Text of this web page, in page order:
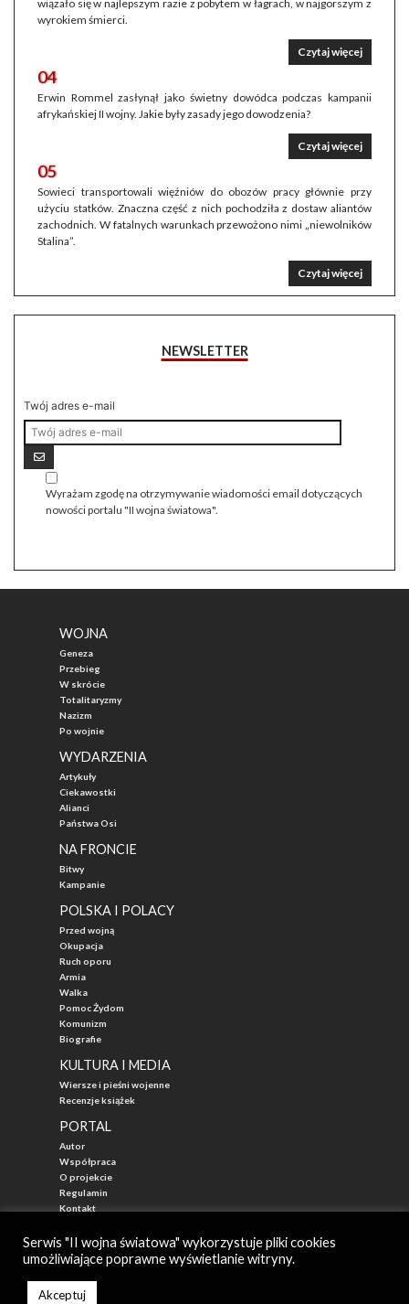
wiązało się w najlepszym razie z pobytem w łagrach, w najgorszym z
wyrokiem śmierci.
Czytaj więcej
04
Erwin Rommel zasłynął jako świetny dowódca podczas kampanii
afrykańskiej II wojny. Jakie były zasady jego dowodzenia?
Czytaj więcej
05
Sowieci transportowali więźniów do obozów pracy głównie przy
użyciu statków. Znaczna część z nich pochodziła z dostaw aliantów
zachodnich. W fatalnych warunkach przewożono nimi „niewolników
Stalina”.
Czytaj więcej
NEWSLETTER
Twój adres e-mail
Wyrażam zgodę na otrzymywanie wiadomości email dotyczących
nowości portalu "II wojna światowa".
WOJNA
Geneza
Przebieg
W skrócie
Totalitaryzmy
Nazizm
Po wojnie
WYDARZENIA
Artykuły
Ciekawostki
Alianci
Państwa Osi
NA FRONCIE
Bitwy
Kampanie
POLSKA I POLACY
Przed wojną
Okupacja
Ruch oporu
Armia
Walka
Pomoc Żydom
Komunizm
Biografie
KULTURA I MEDIA
Wiersze i pieśni wojenne
Recenzje książek
PORTAL
Autor
Współpraca
O projekcie
Regulamin
Kontakt
Autor: Mateusz Łabuz
Serwis "II wojna światowa" wykorzystuje pliki cookies
umożliwiające poprawne wyświetlanie witryny.
Akceptuj